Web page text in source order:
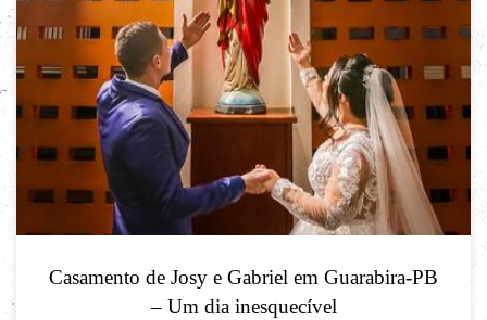
Casamento de Josy e Gabriel em Guarabira-PB
– Um dia inesquecível